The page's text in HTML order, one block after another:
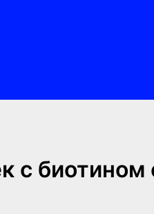
с биотином